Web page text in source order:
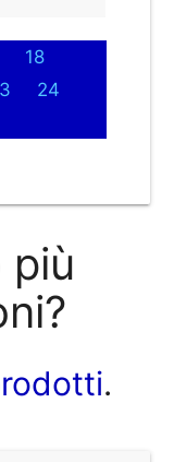
18
24
più
.